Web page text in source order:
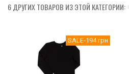
6 ДРУГИХ ТОВАРОВ ИЗ ЭТОЙ КАТЕГОРИИ:
SALE-194 грн